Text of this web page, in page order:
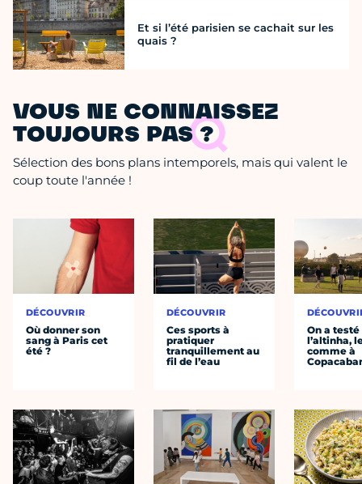
Et si l’été parisien se cachait sur les
quais ?
VOUS NE CONNAISSEZ
TOUJOURS PAS ?
Sélection des bons plans intemporels, mais qui valent le
coup toute l'année !
DÉCOUVRIR
Où donner son
sang à Paris cet
été ?
DÉCOUVRIR
Ces sports à
pratiquer
tranquillement au
fil de l’eau
On a testé
l’altinha,
comme à